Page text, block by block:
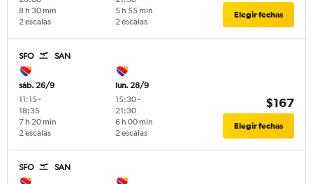
2 escalas
8 h 30 min
2 escalas
5 h 55 min Elegir fechas
SFO SAN
sáb. 26/9
11:15-
18:35
2 escalas
7 h 20 min
lun. 28/9
15:30-
21:30
2 escalas
6 h 00 min
$167
Elegir fechas
SFO SAN